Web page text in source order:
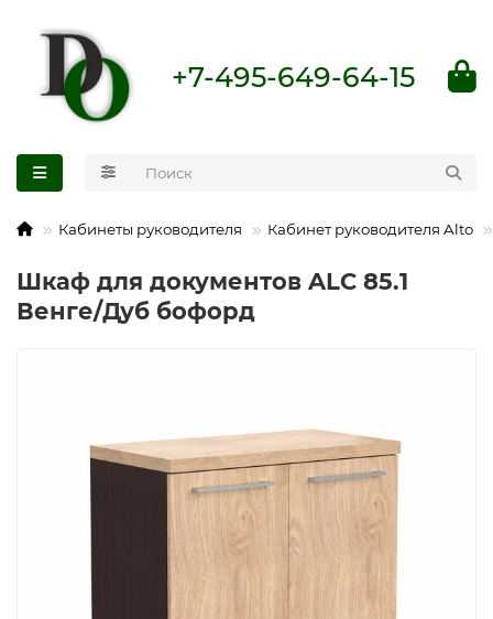
+7-495-649-64-15
Кабинеты руководителя Кабинет руководителя Alto
Шкаф для документов ALC 85.1
Венге/Дуб бофорд